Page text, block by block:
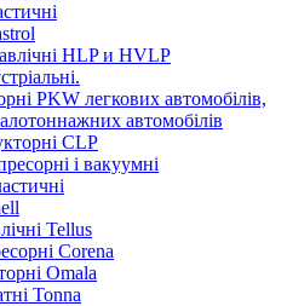
HLP и HVLP
PKW легкових автомобілів,
автомобілів
CLP
і вакуумні
Tellus
Corena
Omala
Tonna